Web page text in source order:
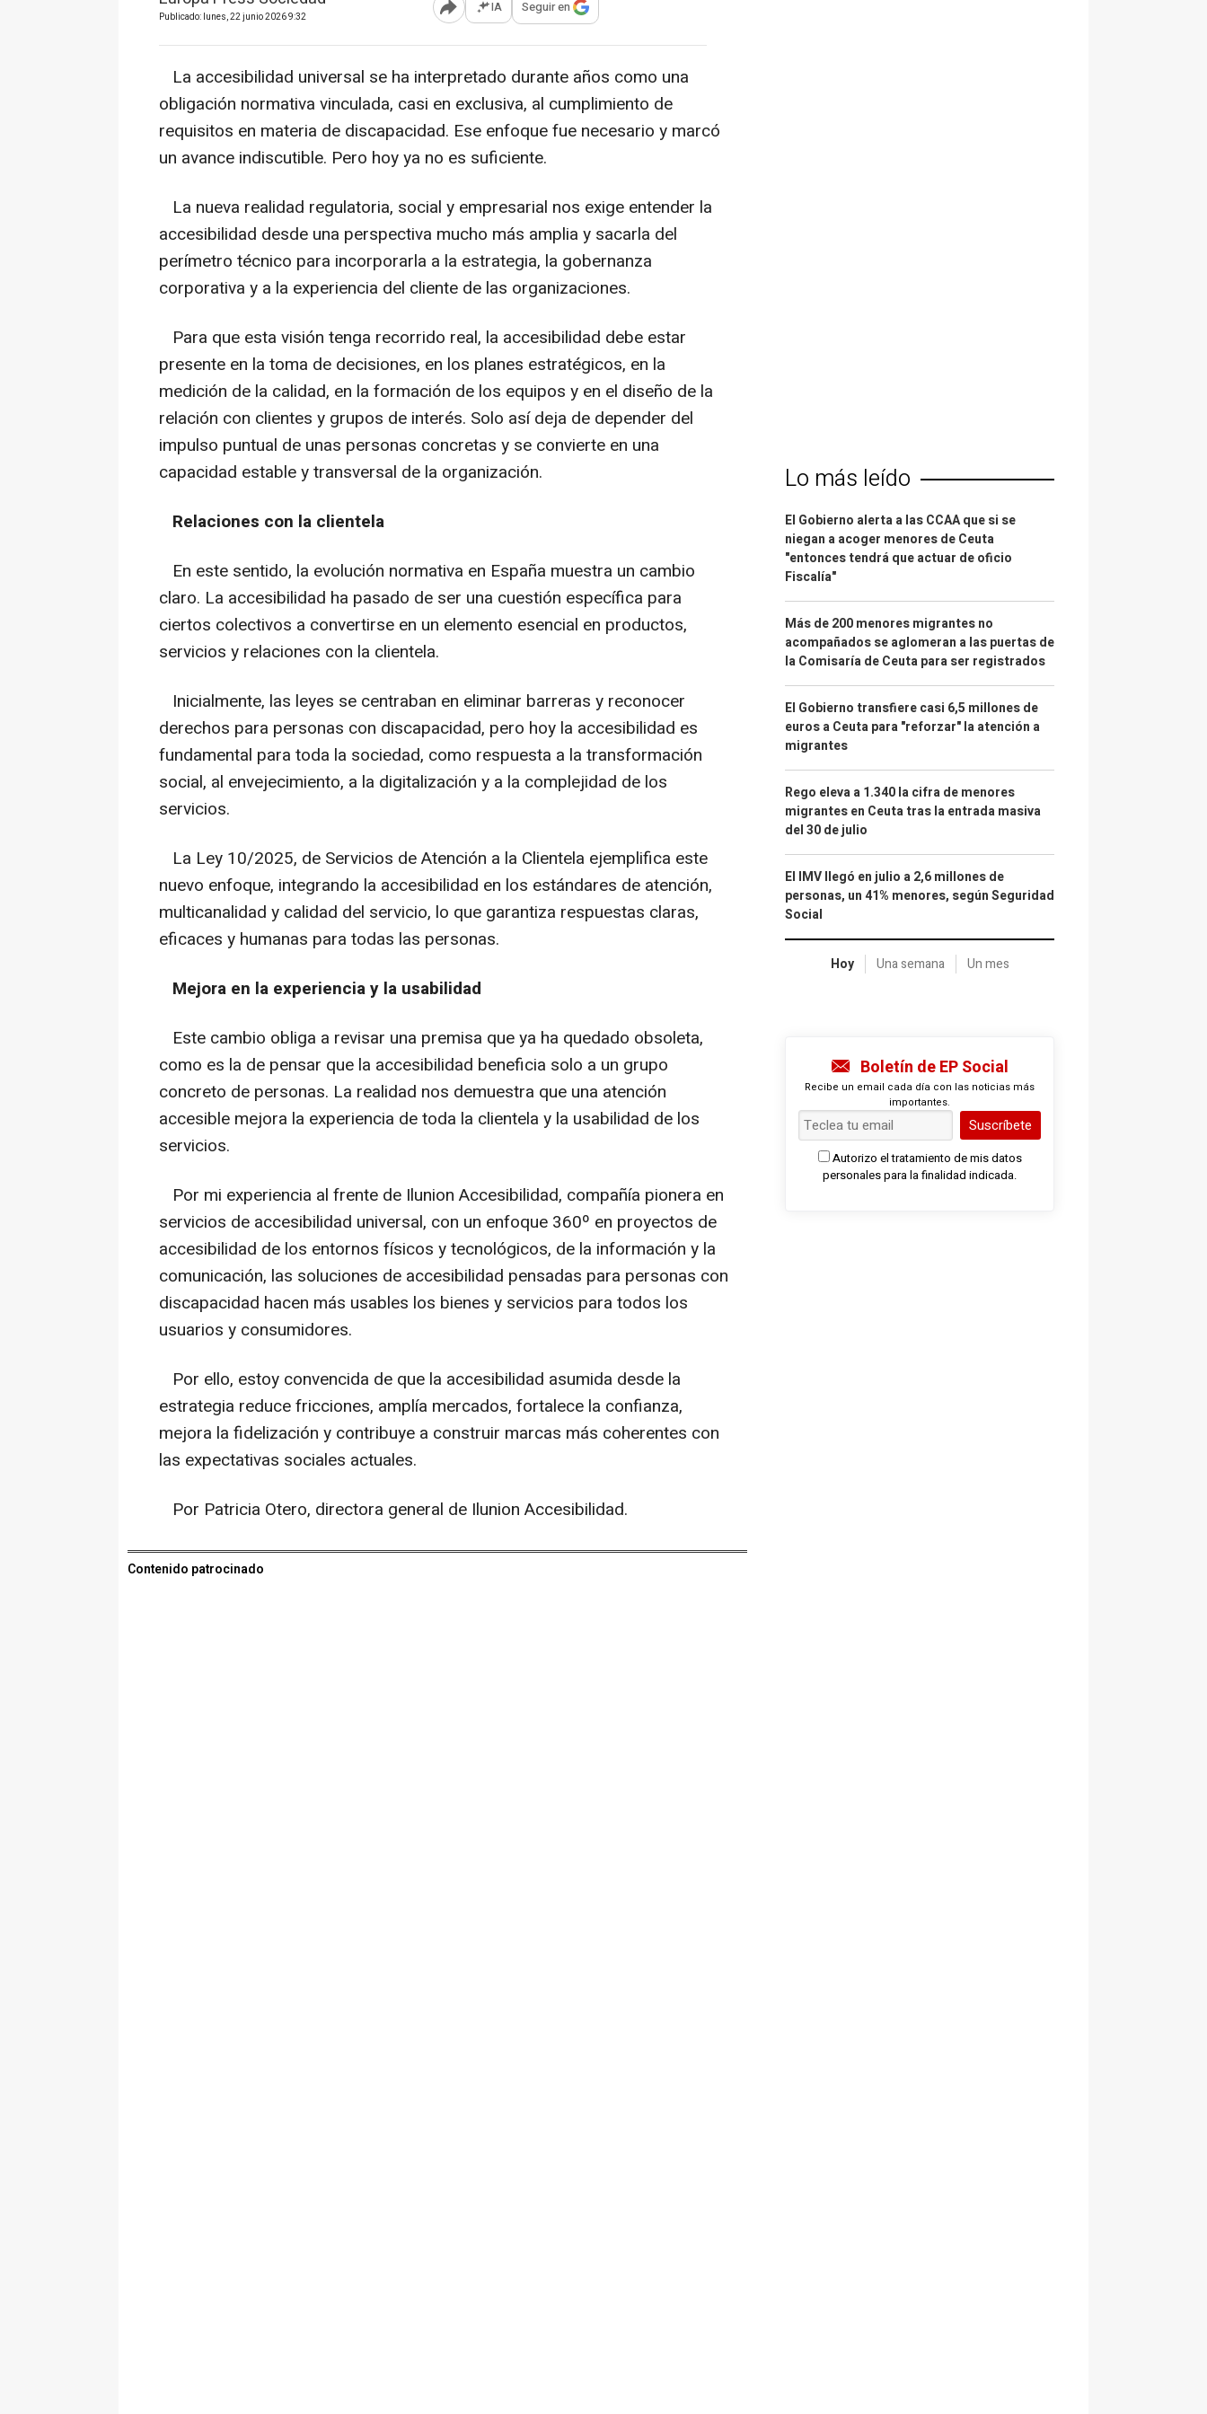
Publicado: lunes, 22 junio 2026 9:32 Abrir opciones para compartir
IA Seguir en
La accesibilidad universal se ha interpretado durante años como una
obligación normativa vinculada, casi en exclusiva, al cumplimiento de
requisitos en materia de discapacidad. Ese enfoque fue necesario y marcó
un avance indiscutible. Pero hoy ya no es suficiente.
La nueva realidad regulatoria, social y empresarial nos exige entender la
accesibilidad desde una perspectiva mucho más amplia y sacarla del
perímetro técnico para incorporarla a la estrategia, la gobernanza
corporativa y a la experiencia del cliente de las organizaciones.
Para que esta visión tenga recorrido real, la accesibilidad debe estar
presente en la toma de decisiones, en los planes estratégicos, en la
medición de la calidad, en la formación de los equipos y en el diseño de la
relación con clientes y grupos de interés. Solo así deja de depender del
impulso puntual de unas personas concretas y se convierte en una
capacidad estable y transversal de la organización.
Relaciones con la clientela
En este sentido, la evolución normativa en España muestra un cambio
claro. La accesibilidad ha pasado de ser una cuestión específica para
ciertos colectivos a convertirse en un elemento esencial en productos,
servicios y relaciones con la clientela.
Inicialmente, las leyes se centraban en eliminar barreras y reconocer
derechos para personas con discapacidad, pero hoy la accesibilidad es
fundamental para toda la sociedad, como respuesta a la transformación
social, al envejecimiento, a la digitalización y a la complejidad de los
servicios.
La Ley 10/2025, de Servicios de Atención a la Clientela ejemplifica este
nuevo enfoque, integrando la accesibilidad en los estándares de atención,
multicanalidad y calidad del servicio, lo que garantiza respuestas claras,
eficaces y humanas para todas las personas.
Mejora en la experiencia y la usabilidad
Este cambio obliga a revisar una premisa que ya ha quedado obsoleta,
como es la de pensar que la accesibilidad beneficia solo a un grupo
concreto de personas. La realidad nos demuestra que una atención
accesible mejora la experiencia de toda la clientela y la usabilidad de los
servicios.
Por mi experiencia al frente de Ilunion Accesibilidad, compañía pionera en
servicios de accesibilidad universal, con un enfoque 360º en proyectos de
accesibilidad de los entornos físicos y tecnológicos, de la información y la
comunicación, las soluciones de accesibilidad pensadas para personas con
discapacidad hacen más usables los bienes y servicios para todos los
usuarios y consumidores.
Por ello, estoy convencida de que la accesibilidad asumida desde la
estrategia reduce fricciones, amplía mercados, fortalece la confianza,
mejora la fidelización y contribuye a construir marcas más coherentes con
las expectativas sociales actuales.
Por Patricia Otero, directora general de Ilunion Accesibilidad.
Contenido patrocinado
Lo más leído
El Gobierno alerta a las CCAA que si se
niegan a acoger menores de Ceuta
"entonces tendrá que actuar de oficio
Fiscalía"
Más de 200 menores migrantes no
acompañados se aglomeran a las puertas de
la Comisaría de Ceuta para ser registrados
El Gobierno transfiere casi 6,5 millones de
euros a Ceuta para "reforzar" la atención a
migrantes
Rego eleva a 1.340 la cifra de menores
migrantes en Ceuta tras la entrada masiva
del 30 de julio
El IMV llegó en julio a 2,6 millones de
personas, un 41% menores, según Seguridad
Social
Hoy Una semana Un mes
Boletín de EP Social
Recibe un email cada día con las noticias más
importantes.
Suscríbete
Autorizo el tratamiento de mis datos
personales para la finalidad indicada.